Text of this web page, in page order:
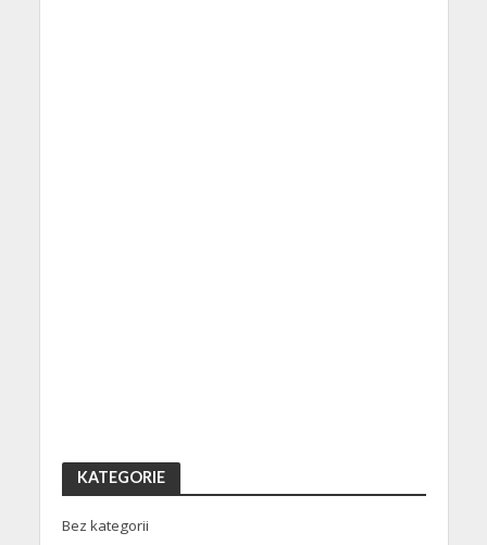
KATEGORIE
Bez kategorii